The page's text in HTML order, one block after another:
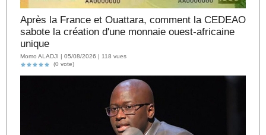
Après la France et Ouattara, comment la CEDEAO
sabote la création d'une monnaie ouest-africaine
unique
Momo ALADJI | 05/08/2026 | 118 vues
(0 vote)